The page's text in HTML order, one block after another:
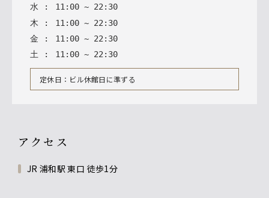
水 : 11: 00 ~ 22: 30
木 : 11 : 00 ~ 22 : 30
金 : 11 : 00 ~ 22 : 30
土 : 11 : 00 ~ 22 : 30
定休日：ビル休館日に準ずる
アクセス
JR 浦和駅 東口 徒歩1分